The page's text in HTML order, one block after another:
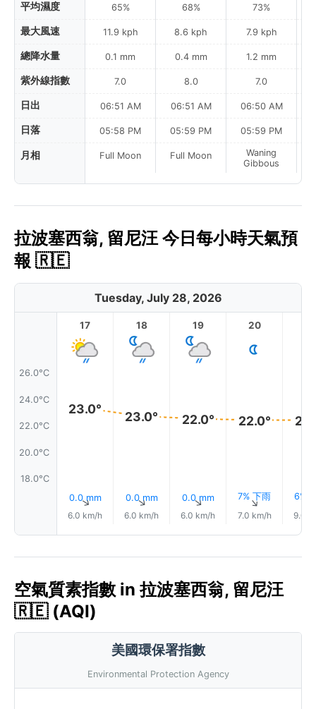
平均濕度
最大風速
總降水量
紫外線指數
日出
日落
月相
65%
11.9 kph
0.1 mm
7.0
06:51 AM
05:58 PM
Full Moon
68%
8.6 kph
0.4 mm
8.0
06:51 AM
05:59 PM
Full Moon
73%
7.9 kph
1.2 mm
7.0
06:50 AM
05:59 PM
Waning
Gibbous
拉波塞西翁, 留尼汪 今日每小時天氣預
報 🇷🇪
Tuesday, July 28, 2026
26.0°C
24.0°C
22.0°C
20.0°C
18.0°C
17
23.0°
0.0 mm
↑
6.0 km/h
18
23.0°
0.0 mm
↑
6.0 km/h
19
22.0°
0.0 mm
↑
6.0 km/h
20
22.0°
7% 下雨
↑
7.0 km/h
6%
9.0
空氣質素指數 in 拉波塞西翁, 留尼汪
🇷🇪 (AQI)
美國環保署指數
Environmental Protection Agency